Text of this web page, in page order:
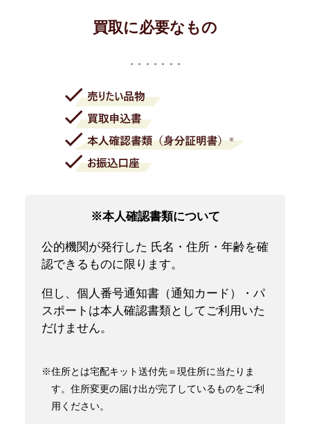
買取に必要なもの
※本人確認書類について
公的機関が発行した 氏名・住所・年齢を確
認できるものに限ります。
但し、個人番号通知書（通知カード）・パ
スポートは本人確認書類としてご利用いた
だけません。
※住所とは宅配キット送付先＝現住所に当たりま
す。住所変更の届け出が完了しているものをご利
用ください。